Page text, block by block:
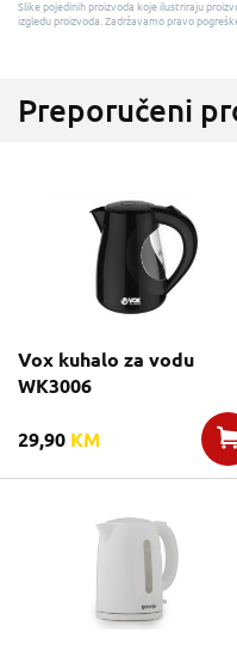
Slike pojedinih proizvoda koje ilustriraju
izgledu proizvoda. Zadržavamo pravo
Preporučeni
Vox kuhalo za vodu
WK3006
29,90 KM